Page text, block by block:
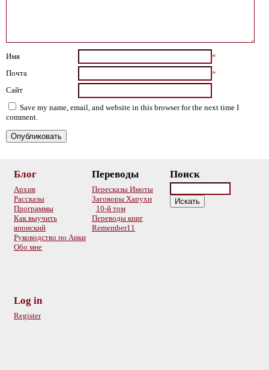
Имя
*
Почта
*
Сайт
Save my name, email, and website in this browser for the next time I
comment.
Блог
Архив
Рассказы
Программы
Как выучить
японский
Руководство по Анки
Обо мне
Переводы
Пересказы Имоты
Заговоры Харухи
10-й том
Переводы книг
Remember11
Поиск
Log in
Register